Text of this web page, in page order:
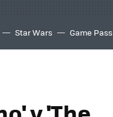
Star Wars Game Pass